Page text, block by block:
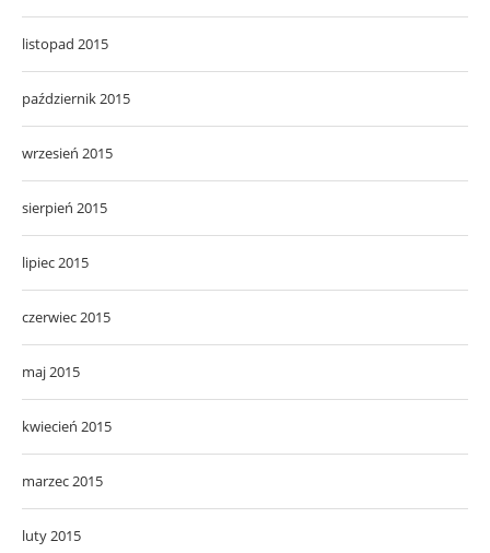
listopad 2015
październik 2015
wrzesień 2015
sierpień 2015
lipiec 2015
czerwiec 2015
maj 2015
kwiecień 2015
marzec 2015
luty 2015